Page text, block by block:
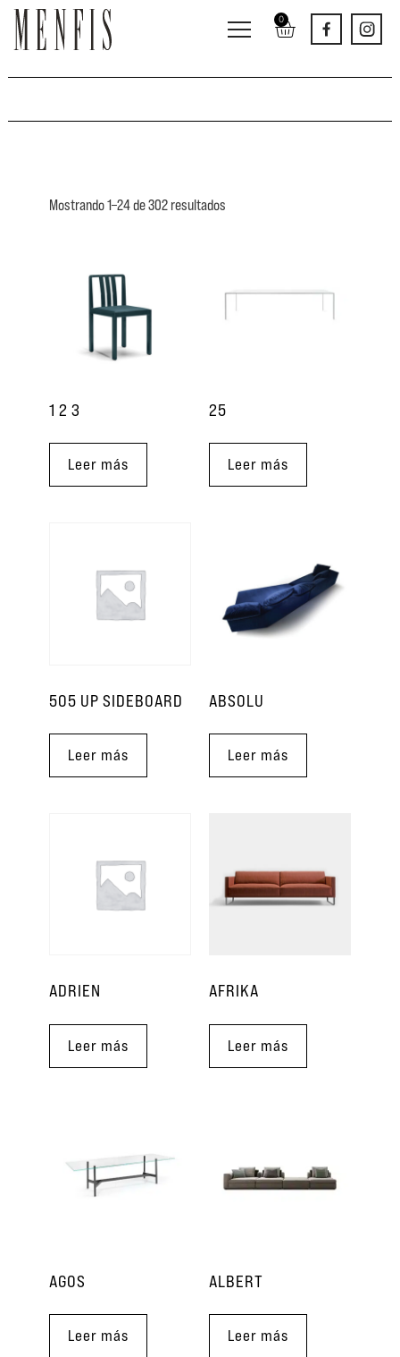
0
Mostrando 1–24 de 302 resultados
1 2 3
Leer más
25
Leer más
505 UP SIDEBOARD
Leer más
ABSOLU
Leer más
ADRIEN
Leer más
AFRIKA
Leer más
AGOS
Leer más
ALBERT
Leer más